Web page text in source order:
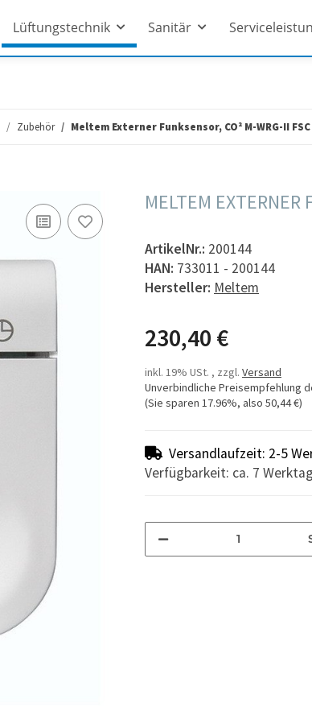
Lüftungstechnik Sanitär
Zubehör Meltem Externer Funksensor, CO² M-WRG-II FSC
MELTEM EXTERNER
ArtikelNr.: 200144
HAN: 733011 - 200144
Hersteller: Meltem
230,40 €
inkl. 19% USt. , zzgl. Versand
Unverbindliche Preisempfehlung
(Sie sparen 17.96%, also 50,44 €)
Versandlaufzeit: 2-5
Verfügbarkeit: ca. 7